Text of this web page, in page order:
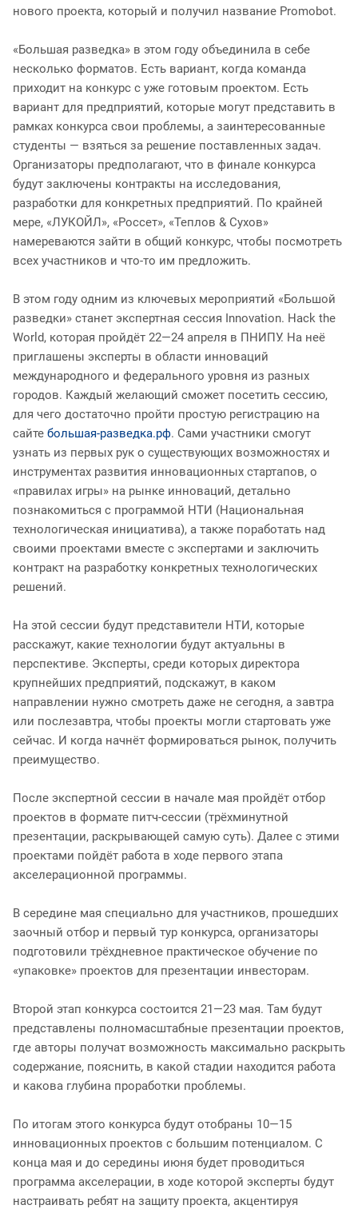
нового проекта, который и получил название Promobot.
«Большая разведка» в этом году объединила в себе
несколько форматов. Есть вариант, когда команда
приходит на конкурс с уже готовым проектом. Есть
вариант для предприятий, которые могут представить в
рамках конкурса свои проблемы, а заинтересованные
студенты — взяться за решение поставленных задач.
Организаторы предполагают, что в финале конкурса
будут заключены контракты на исследования,
разработки для конкретных предприятий. По крайней
мере, «ЛУКОЙЛ», «Россет», «Теплов & Сухов»
намереваются зайти в общий конкурс, чтобы посмотреть
всех участников и что-то им предложить.
В этом году одним из ключевых мероприятий «Большой
разведки» станет экспертная сессия Innоvation. Hack the
World, которая пройдёт 22—24 апреля в ПНИПУ. На неё
приглашены эксперты в области инноваций
международного и федерального уровня из разных
городов. Каждый желающий сможет посетить сессию,
для чего достаточно пройти простую регистрацию на
сайте большая-разведка.рф. Сами участники смогут
узнать из первых рук о существующих возможностях и
инструментах развития инновационных стартапов, о
«правилах игры» на рынке инноваций, детально
познакомиться с программой НТИ (Национальная
технологическая инициатива), а также поработать над
своими проектами вместе с экспертами и заключить
контракт на разработку конкретных технологических
решений.
На этой сессии будут представители НТИ, которые
расскажут, какие технологии будут актуальны в
перспективе. Эксперты, среди которых директора
крупнейших предприятий, подскажут, в каком
направлении нужно смотреть даже не сегодня, а завтра
или послезавтра, чтобы проекты могли стартовать уже
сейчас. И когда начнёт формироваться рынок, получить
преимущество.
После экспертной сессии в начале мая пройдёт отбор
проектов в формате питч-сессии (трёхминутной
презентации, раскрывающей самую суть). Далее с этими
проектами пойдёт работа в ходе первого этапа
акселерационной программы.
В середине мая специально для участников, прошедших
заочный отбор и первый тур конкурса, организаторы
подготовили трёхдневное практическое обучение по
«упаковке» проектов для презентации инвесторам.
Второй этап конкурса состоится 21—23 мая. Там будут
представлены полномасштабные презентации проектов,
где авторы получат возможность максимально раскрыть
содержание, пояснить, в какой стадии находится работа
и какова глубина проработки проблемы.
По итогам этого конкурса будут отобраны 10—15
инновационных проектов с большим потенциалом. С
конца мая и до середины июня будет проводиться
программа акселерации, в ходе которой эксперты будут
настраивать ребят на защиту проекта, акцентируя